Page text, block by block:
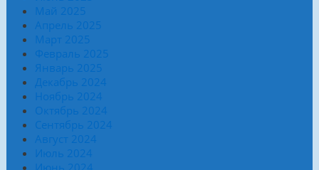
Май 2025
Апрель 2025
Март 2025
Февраль 2025
Январь 2025
Декабрь 2024
Ноябрь 2024
Октябрь 2024
Сентябрь 2024
Август 2024
Июль 2024